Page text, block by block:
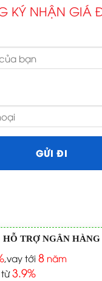
KÝ NHẬN GIÁ
HỖ TRỢ NGÂN HÀNG
,vay tới 8năm
từ3.9%